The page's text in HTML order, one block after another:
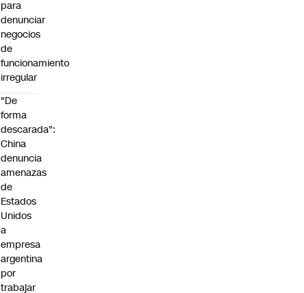
para
denunciar
negocios
de
funcionamiento
irregular
"De
forma
descarada":
China
denuncia
amenazas
de
Estados
Unidos
a
empresa
argentina
por
trabajar